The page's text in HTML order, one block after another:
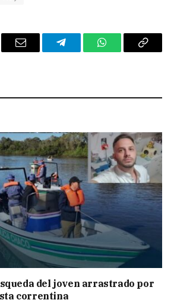
Email TelegramWhatsAppCopy
del joven arrastrado por
correntina